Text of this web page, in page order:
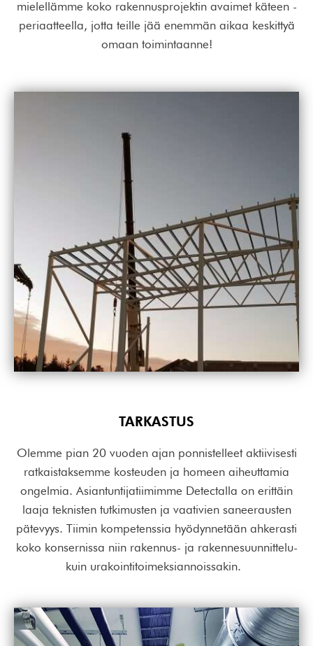
mielellämme koko rakennusprojektin avaimet käteen -
periaatteella, jotta teille jää enemmän aikaa keskittyä
omaan toimintaanne!
TARKASTUS
Olemme pian 20 vuoden ajan ponnistelleet aktiivisesti
ratkaistaksemme kosteuden ja homeen aiheuttamia
ongelmia. Asiantuntijatiimimme Detectalla on erittäin
laaja teknisten tutkimusten ja vaativien saneerausten
pätevyys. Tiimin kompetenssia hyödynnetään ahkerasti
koko konsernissa niin rakennus- ja rakennesuunnittelu-
kuin urakointitoimeksiannoissakin.